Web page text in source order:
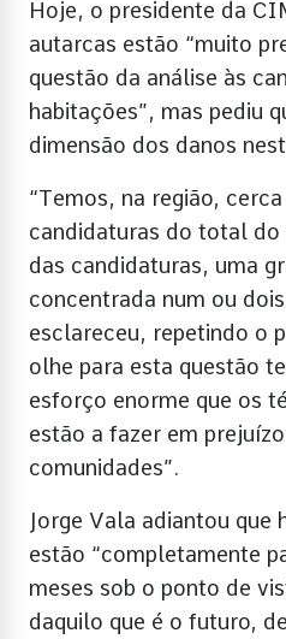
Hoje, o presidente da
autarcas estão “muito
questão da análise às
habitações”, mas pediu
dimensão dos danos
“Temos, na região,
candidaturas do total do
das candidaturas, uma
concentrada num ou
esclareceu, repetindo o
olhe para esta questão
esforço enorme que os
estão a fazer em
comunidades”.
Jorge Vala adiantou que
estão “completamente
meses sob o ponto de
daquilo que é o futuro,